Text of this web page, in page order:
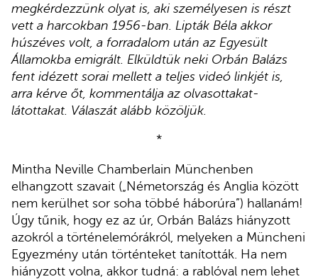
megkérdezzünk olyat is, aki személyesen is részt
vett a harcokban 1956-ban. Lipták Béla akkor
húszéves volt, a forradalom után az Egyesült
Államokba emigrált. Elküldtük neki Orbán Balázs
fent idézett sorai mellett a teljes videó linkjét is,
arra kérve őt, kommentálja az olvasottakat-
látottakat. Válaszát alább közöljük.
*
Mintha Neville Chamberlain Münchenben
elhangzott szavait („Németország és Anglia között
nem kerülhet sor soha többé háborúra”) hallanám!
Úgy tűnik, hogy ez az úr, Orbán Balázs hiányzott
azokról a történelemórákról, melyeken a Müncheni
Egyezmény után történteket tanították. Ha nem
hiányzott volna, akkor tudná: a rablóval nem lehet